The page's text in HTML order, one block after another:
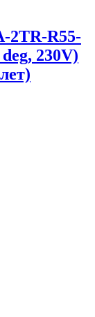
2TR-R55-
230V)